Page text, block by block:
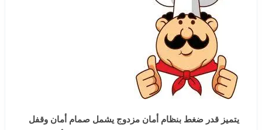
يتميز قدر ضغط بنظام أمان مزدوج يشمل صمام أمان وقفل